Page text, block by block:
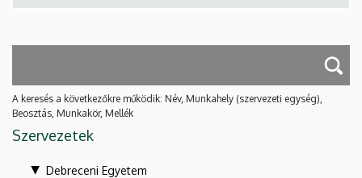
A keresés a következőkre működik: Név, Munkahely (szervezeti egység),
Beosztás, Munkakör, Mellék
Szervezetek
Debreceni Egyetem